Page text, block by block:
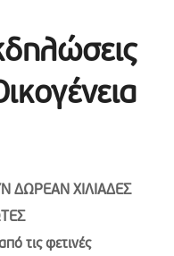
ΔΩΡΕΑΝ ΧΙΛΙΑΔΕΣ
τις φετινές